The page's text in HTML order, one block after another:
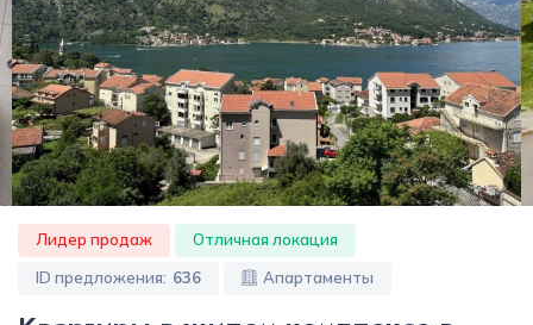
Лидер продаж
Отличная локация
ID предложения: 636 Апартаменты